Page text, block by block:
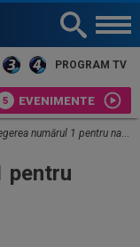
PROGRAM TV
EVENIMENTE
numărul 1 pentru naţionala Italiei
pentru